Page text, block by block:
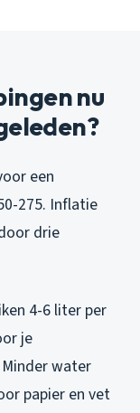
nu
een
275. Inflatie
drie
4-6 liter per
je
water
papier en vet